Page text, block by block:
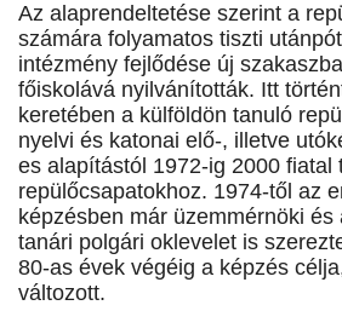
Az alaprendeltetése szerint a
számára folyamatos tiszti
intézmény fejlődése új
főiskolává nyilvánították. Itt
keretében a külföldön tanuló
nyelvi és katonai elő-, illetve
es alapítástól 1972-ig 2000 fiatal
repülőcsapatokhoz. 1974-től az
képzésben már üzemmérnöki és
tanári polgári oklevelet is
80-as évek végéig a képzés
változott.